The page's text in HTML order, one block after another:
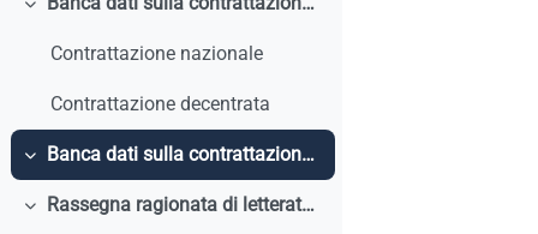
Minimizza
Contrattazione nazionale
Contrattazione decentrata
Minimizza
Banca dati sulla contrattazione in materia di partecipazione - area riservata
Minimizza
Rassegna ragionata di letteratura